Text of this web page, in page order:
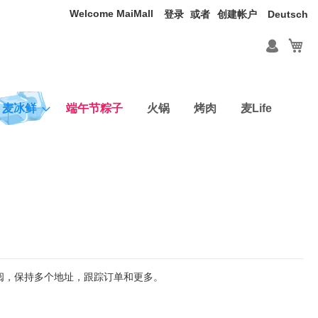
语
Deutsch
Welcome MaiMall 登录 创建帐户
麦冰鲜 端午节粽子 火锅 烤肉 麦Life
保持多个地址，跟踪订单和更多。